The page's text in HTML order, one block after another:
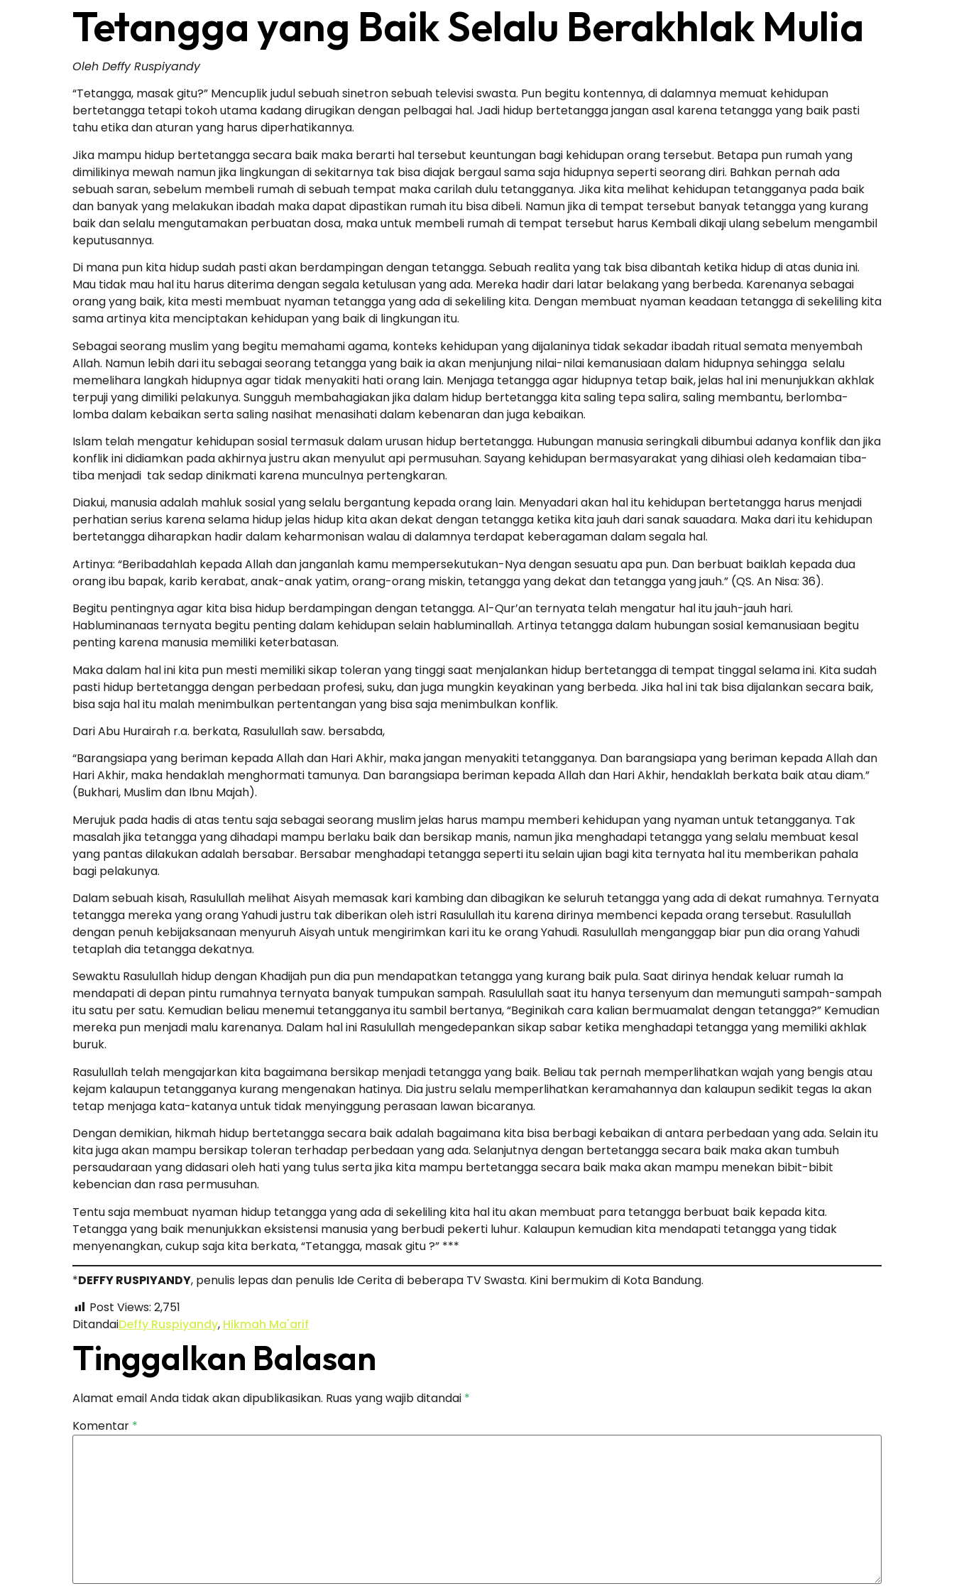
Tetangga yang Baik Selalu Berakhlak Mulia
Oleh Deffy Ruspiyandy
“Tetangga, masak gitu?” Mencuplik judul sebuah sinetron sebuah televisi swasta. Pun begitu kontennya, di dalamnya memuat kehidupan
bertetangga tetapi tokoh utama kadang dirugikan dengan pelbagai hal. Jadi hidup bertetangga jangan asal karena tetangga yang baik pasti
tahu etika dan aturan yang harus diperhatikannya.
Jika mampu hidup bertetangga secara baik maka berarti hal tersebut keuntungan bagi kehidupan orang tersebut. Betapa pun rumah yang
dimilikinya mewah namun jika lingkungan di sekitarnya tak bisa diajak bergaul sama saja hidupnya seperti seorang diri. Bahkan pernah ada
sebuah saran, sebelum membeli rumah di sebuah tempat maka carilah dulu tetangganya. Jika kita melihat kehidupan tetangganya pada baik
dan banyak yang melakukan ibadah maka dapat dipastikan rumah itu bisa dibeli. Namun jika di tempat tersebut banyak tetangga yang kurang
baik dan selalu mengutamakan perbuatan dosa, maka untuk membeli rumah di tempat tersebut harus Kembali dikaji ulang sebelum mengambil
keputusannya.
Di mana pun kita hidup sudah pasti akan berdampingan dengan tetangga. Sebuah realita yang tak bisa dibantah ketika hidup di atas dunia ini.
Mau tidak mau hal itu harus diterima dengan segala ketulusan yang ada. Mereka hadir dari latar belakang yang berbeda. Karenanya sebagai
orang yang baik, kita mesti membuat nyaman tetangga yang ada di sekeliling kita. Dengan membuat nyaman keadaan tetangga di sekeliling kita
sama artinya kita menciptakan kehidupan yang baik di lingkungan itu.
Sebagai seorang muslim yang begitu memahami agama, konteks kehidupan yang dijalaninya tidak sekadar ibadah ritual semata menyembah
Allah. Namun lebih dari itu sebagai seorang tetangga yang baik ia akan menjunjung nilai-nilai kemanusiaan dalam hidupnya sehingga selalu
memelihara langkah hidupnya agar tidak menyakiti hati orang lain. Menjaga tetangga agar hidupnya tetap baik, jelas hal ini menunjukkan akhlak
terpuji yang dimiliki pelakunya. Sungguh membahagiakan jika dalam hidup bertetangga kita saling tepa salira, saling membantu, berlomba-
lomba dalam kebaikan serta saling nasihat menasihati dalam kebenaran dan juga kebaikan.
Islam telah mengatur kehidupan sosial termasuk dalam urusan hidup bertetangga. Hubungan manusia seringkali dibumbui adanya konflik dan jika
konflik ini didiamkan pada akhirnya justru akan menyulut api permusuhan. Sayang kehidupan bermasyarakat yang dihiasi oleh kedamaian tiba-
tiba menjadi tak sedap dinikmati karena munculnya pertengkaran.
Diakui, manusia adalah mahluk sosial yang selalu bergantung kepada orang lain. Menyadari akan hal itu kehidupan bertetangga harus menjadi
perhatian serius karena selama hidup jelas hidup kita akan dekat dengan tetangga ketika kita jauh dari sanak sauadara. Maka dari itu kehidupan
bertetangga diharapkan hadir dalam keharmonisan walau di dalamnya terdapat keberagaman dalam segala hal.
Artinya: “Beribadahlah kepada Allah dan janganlah kamu mempersekutukan-Nya dengan sesuatu apa pun. Dan berbuat baiklah kepada dua
orang ibu bapak, karib kerabat, anak-anak yatim, orang-orang miskin, tetangga yang dekat dan tetangga yang jauh.” (QS. An Nisa: 36).
Begitu pentingnya agar kita bisa hidup berdampingan dengan tetangga. Al-Qur’an ternyata telah mengatur hal itu jauh-jauh hari.
Habluminanaas ternyata begitu penting dalam kehidupan selain habluminallah. Artinya tetangga dalam hubungan sosial kemanusiaan begitu
penting karena manusia memiliki keterbatasan.
Maka dalam hal ini kita pun mesti memiliki sikap toleran yang tinggi saat menjalankan hidup bertetangga di tempat tinggal selama ini. Kita sudah
pasti hidup bertetangga dengan perbedaan profesi, suku, dan juga mungkin keyakinan yang berbeda. Jika hal ini tak bisa dijalankan secara baik,
bisa saja hal itu malah menimbulkan pertentangan yang bisa saja menimbulkan konflik.
Dari Abu Hurairah r.a. berkata, Rasulullah saw. bersabda,
“Barangsiapa yang beriman kepada Allah dan Hari Akhir, maka jangan menyakiti tetangganya. Dan barangsiapa yang beriman kepada Allah dan
Hari Akhir, maka hendaklah menghormati tamunya. Dan barangsiapa beriman kepada Allah dan Hari Akhir, hendaklah berkata baik atau diam.”
(Bukhari, Muslim dan Ibnu Majah).
Merujuk pada hadis di atas tentu saja sebagai seorang muslim jelas harus mampu memberi kehidupan yang nyaman untuk tetangganya. Tak
masalah jika tetangga yang dihadapi mampu berlaku baik dan bersikap manis, namun jika menghadapi tetangga yang selalu membuat kesal
yang pantas dilakukan adalah bersabar. Bersabar menghadapi tetangga seperti itu selain ujian bagi kita ternyata hal itu memberikan pahala
bagi pelakunya.
Dalam sebuah kisah, Rasulullah melihat Aisyah memasak kari kambing dan dibagikan ke seluruh tetangga yang ada di dekat rumahnya. Ternyata
tetangga mereka yang orang Yahudi justru tak diberikan oleh istri Rasulullah itu karena dirinya membenci kepada orang tersebut. Rasulullah
dengan penuh kebijaksanaan menyuruh Aisyah untuk mengirimkan kari itu ke orang Yahudi. Rasulullah menganggap biar pun dia orang Yahudi
tetaplah dia tetangga dekatnya.
Sewaktu Rasulullah hidup dengan Khadijah pun dia pun mendapatkan tetangga yang kurang baik pula. Saat dirinya hendak keluar rumah Ia
mendapati di depan pintu rumahnya ternyata banyak tumpukan sampah. Rasulullah saat itu hanya tersenyum dan memunguti sampah-sampah
itu satu per satu. Kemudian beliau menemui tetangganya itu sambil bertanya, “Beginikah cara kalian bermuamalat dengan tetangga?” Kemudian
mereka pun menjadi malu karenanya. Dalam hal ini Rasulullah mengedepankan sikap sabar ketika menghadapi tetangga yang memiliki akhlak
buruk.
Rasulullah telah mengajarkan kita bagaimana bersikap menjadi tetangga yang baik. Beliau tak pernah memperlihatkan wajah yang bengis atau
kejam kalaupun tetangganya kurang mengenakan hatinya. Dia justru selalu memperlihatkan keramahannya dan kalaupun sedikit tegas Ia akan
tetap menjaga kata-katanya untuk tidak menyinggung perasaan lawan bicaranya.
Dengan demikian, hikmah hidup bertetangga secara baik adalah bagaimana kita bisa berbagi kebaikan di antara perbedaan yang ada. Selain itu
kita juga akan mampu bersikap toleran terhadap perbedaan yang ada. Selanjutnya dengan bertetangga secara baik maka akan tumbuh
persaudaraan yang didasari oleh hati yang tulus serta jika kita mampu bertetangga secara baik maka akan mampu menekan bibit-bibit
kebencian dan rasa permusuhan.
Tentu saja membuat nyaman hidup tetangga yang ada di sekeliling kita hal itu akan membuat para tetangga berbuat baik kepada kita.
Tetangga yang baik menunjukkan eksistensi manusia yang berbudi pekerti luhur. Kalaupun kemudian kita mendapati tetangga yang tidak
menyenangkan, cukup saja kita berkata, “Tetangga, masak gitu ?” ***
*DEFFY RUSPIYANDY, penulis lepas dan penulis Ide Cerita di beberapa TV Swasta. Kini bermukim di Kota Bandung.
Post Views: 2,751
DitandaiDeffy Ruspiyandy, Hikmah Ma'arif
Tinggalkan Balasan
Alamat email Anda tidak akan dipublikasikan. Ruas yang wajib ditandai *
Komentar *